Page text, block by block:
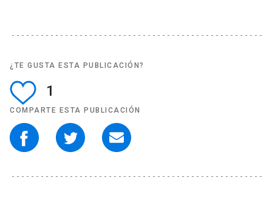
¿TE GUSTA ESTA PUBLICACIÓN?
1
COMPARTE ESTA PUBLICACIÓN